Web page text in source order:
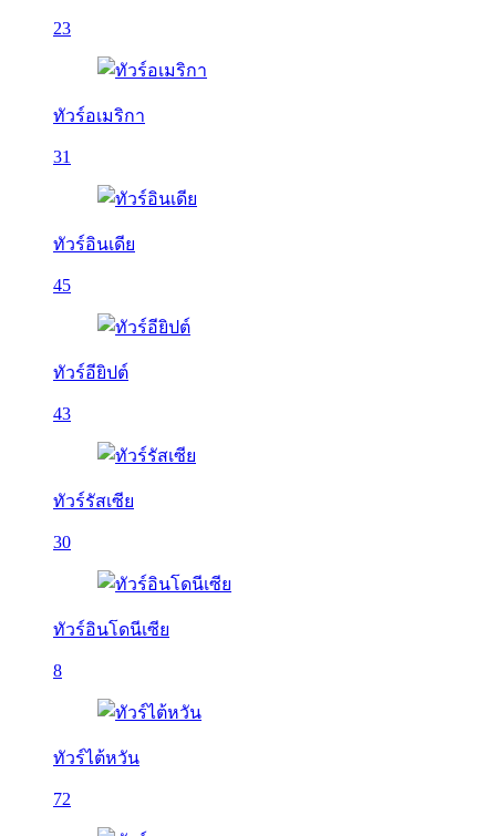
23
ทัวร์อเมริกา
31
ทัวร์อินเดีย
45
ทัวร์อียิปต์
43
ทัวร์รัสเซีย
30
ทัวร์อินโดนีเซีย
8
ทัวร์ไต้หวัน
72